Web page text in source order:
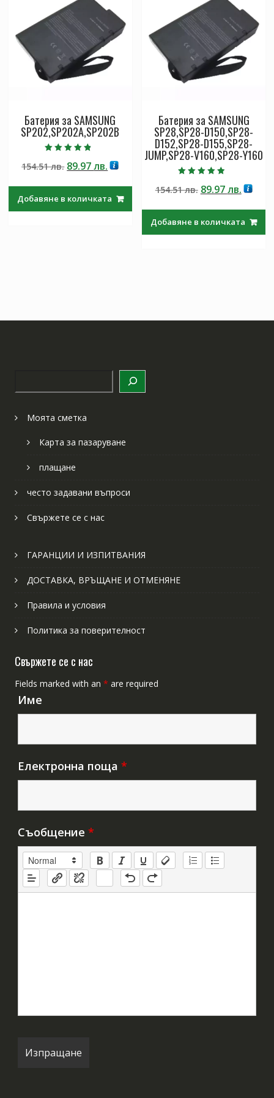
Батерия за SAMSUNG
SP202,SP202A,SP202B
4.50
от 5
154.51лв. Original
154.51 лв..
89.97лв.Текущата
89.97 лв..
Добавяне в количката
Батерия за SAMSUNG
SP28,SP28-D150,SP28-
D152,SP28-D155,SP28-
JUMP,SP28-V160,SP28-Y160
4.50
от 5
154.51лв. Original
154.51 лв..
89.97лв.
89.97
Добавяне в количката
Моята сметка
Карта за пазаруване
плащане
често задавани въпроси
Свържете се с нас
ГАРАНЦИИ И ИЗПИТВАНИЯ
ДОСТАВКА, ВРЪЩАНЕ И ОТМЕНЯНЕ
Правила и условия
Политика за поверителност
Свържете се с нас
Fields marked with an * are required
Име
Електронна поща *
Съобщение *